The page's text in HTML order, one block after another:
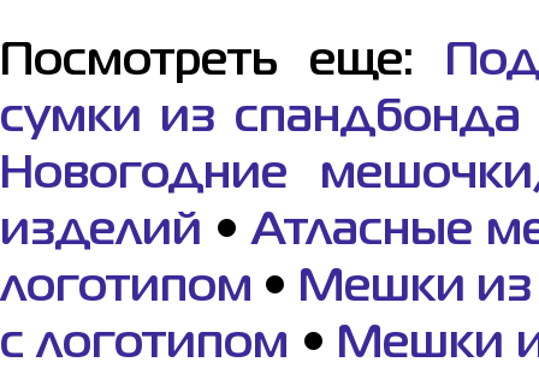
Посмотреть еще:
сумки из спандбонда
Новогодние
изделий •Атласные
логотипом • Мешки
с логотипом • Мешки